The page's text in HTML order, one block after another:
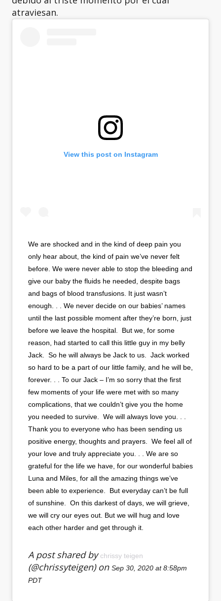
atraviesan.
View this post on Instagram
We are shocked and in the kind of deep pain you
only hear about, the kind of pain we’ve never felt
before. We were never able to stop the bleeding and
give our baby the fluids he needed, despite bags
and bags of blood transfusions. It just wasn’t
enough. . . We never decide on our babies’ names
until the last possible moment after they’re born, just
before we leave the hospital. But we, for some
reason, had started to call this little guy in my belly
Jack. So he will always be Jack to us. Jack worked
so hard to be a part of our little family, and he will be,
forever. . . To our Jack – I’m so sorry that the first
few moments of your life were met with so many
complications, that we couldn’t give you the home
you needed to survive. We will always love you. . .
Thank you to everyone who has been sending us
positive energy, thoughts and prayers. We feel all of
your love and truly appreciate you. . . We are so
grateful for the life we have, for our wonderful babies
Luna and Miles, for all the amazing things we’ve
been able to experience. But everyday can’t be full
of sunshine. On this darkest of days, we will grieve,
we will cry our eyes out. But we will hug and love
each other harder and get through it.
A post shared bychrissy teigen
(@chrissyteigen) on Sep 30, 2020 at 8:58pm
PDT